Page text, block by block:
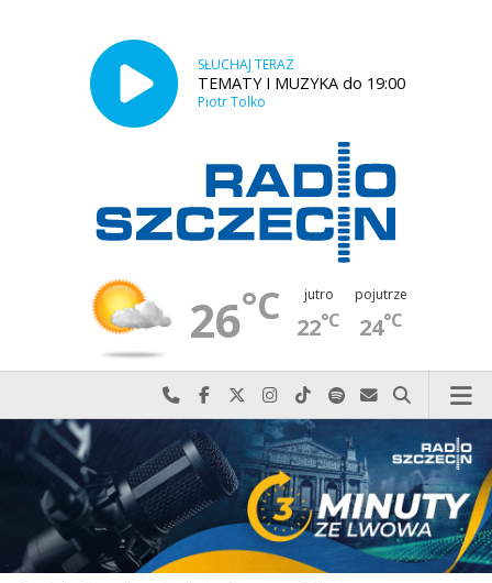
SŁUCHAJ TERAZ
TEMATY I MUZYKA do 19:00
Piotr Tolko
26°C jutro
22°C
pojutrze
24°C
Najlepiej po prostu do nas zadzwoń
Odwiedź nas na Facebook-u
Odwiedź nas na X
Odwiedź nas na Instagram-ie
Odwiedź nas na TikTok-u
Szukaj nas na Spotify
Wyślij do nas
Szukaj